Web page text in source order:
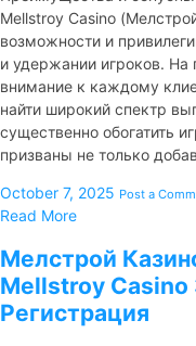
Mellstroy Casino
возможности и
и удержании игроков. На
внимание к каждому
найти широкий спектр
существенно обогатить
призваны не только
October 7, 2025 Post a
Read More
Мелстрой
Mellstroy Casino
Регистрация